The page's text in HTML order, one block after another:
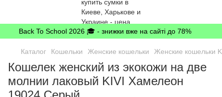
Back To School 2026 🎓 - знижки вже на сайті до 78%
Каталог Кошельки Женские кошельки Женские кошельки
Кошелек женский из экокожи на две
молнии лаковый KIVI Хамелеон